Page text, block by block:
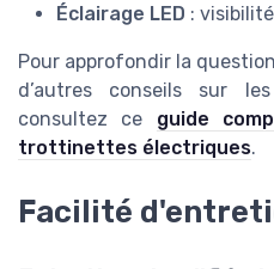
Éclairage LED :
Pour approfondir la
d’autres conseils sur
consultez ce guide
trottinettes électriques.
Facilité